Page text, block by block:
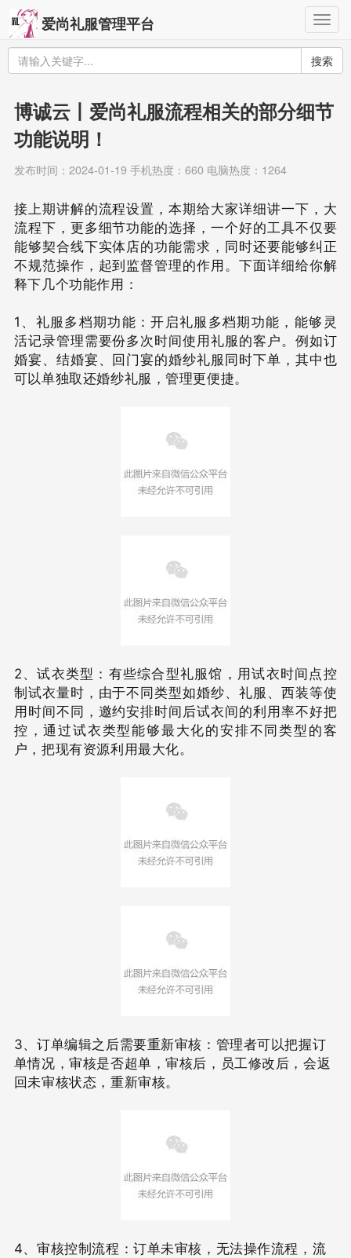
爱尚礼服管理平台
搜索
博诚云丨爱尚礼服流程相关的部分细节
功能说明！
发布时间：2024-01-19 手机热度：660 电脑热度：1264
接上期讲解的流程设置，本期给大家详细讲一下，大
流程下，更多细节功能的选择，一个好的工具不仅要
能够契合线下实体店的功能需求，同时还要能够纠正
不规范操作，起到监督管理的作用。下面详细给你解
释下几个功能作用：
1、礼服多档期功能：开启礼服多档期功能，能够灵
活记录管理需要份多次时间使用礼服的客户。例如订
婚宴、结婚宴、回门宴的婚纱礼服同时下单，其中也
可以单独取还婚纱礼服，管理更便捷。
2、试衣类型： 有些综合型礼服馆，用试衣时间点控
制试衣量时，由于不同类型如婚纱、礼服、西装等使
用时间不同，邀约安排时间后试衣间的利用率不好把
控，通过试衣类型能够最大化的安排不同类型的客
户，把现有资源利用最大化。
3、订单编辑之后需要重新审核：管理者可以把握订
单情况，审核是否超单，审核后，员工修改后，会返
回未审核状态，重新审核。
4、审核控制流程：订单未审核，无法操作流程，流